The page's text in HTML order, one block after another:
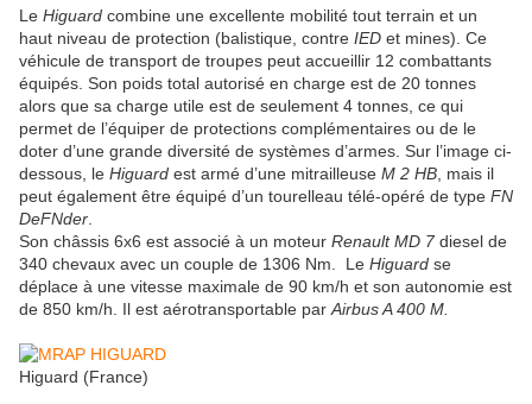
Le Higuard combine une excellente mobilité tout terrain et un
haut niveau de protection (balistique, contre IED et mines). Ce
véhicule de transport de troupes peut accueillir 12 combattants
équipés. Son poids total autorisé en charge est de 20 tonnes
alors que sa charge utile est de seulement 4 tonnes, ce qui
permet de l’équiper de protections complémentaires ou de le
doter d’une grande diversité de systèmes d’armes. Sur l’image ci-
dessous, le Higuard est armé d’une mitrailleuse M 2 HB , mais il
peut également être équipé d’un tourelleau télé-opéré de type FN
DeFNder
Son châssis 6x6 est associé à un moteur Renault MD 7diesel de
340 chevaux avec un couple de 1306 Nm. Le Higuard se
déplace à une vitesse maximale de 90 km/h et son autonomie est
de 850 km/h. Il est aérotransportable par Airbus A 400 M.
Higuard (France)